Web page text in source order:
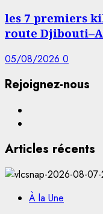
les 7 premiers
route
05/08/2026 0
Rejoignez-nous
Articles récents
À la Une